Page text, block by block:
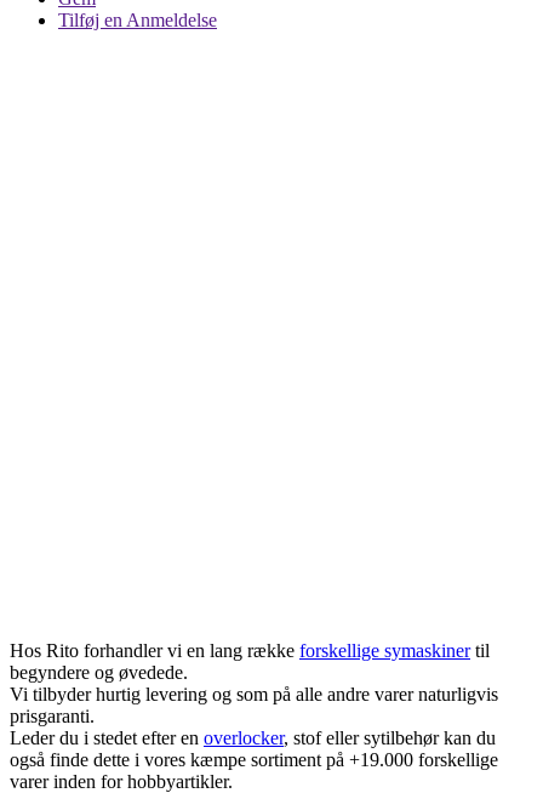
Tilføj en Anmeldelse
Hos Rito forhandler vi en lang række forskellige symaskinertil
begyndere og øvedede.
Vi tilbyder hurtig levering og som på alle andre varer naturligvis
prisgaranti.
Leder du i stedet efter en overlocker, stof eller sytilbehør kan du
også finde dette i vores kæmpe sortiment på +19.000 forskellige
varer inden for hobbyartikler.